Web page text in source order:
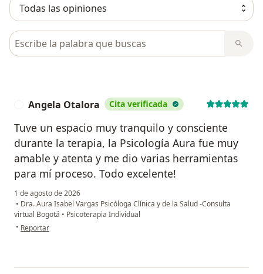
Busca en opiniones
Angela Otalora Cita verificada
Tuve un espacio muy tranquilo y consciente
durante la terapia, la Psicología Aura fue muy
amable y atenta y me dio varias herramientas
para mí proceso. Todo excelente!
1 de agosto de 2026
• Dra. Aura Isabel Vargas Psicóloga Clínica y de la Salud -Consulta
virtual Bogotá • Psicoterapia Individual
• en opinión del usuario Angela Otalora
Reportar